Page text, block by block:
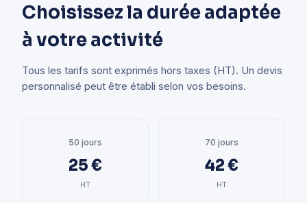
Choisissez la durée adaptée
à votre activité
Tous les tarifs sont exprimés hors taxes (HT). Un devis
personnalisé peut être établi selon vos besoins.
50 jours
25 €
HT
70 jours
42 €
HT